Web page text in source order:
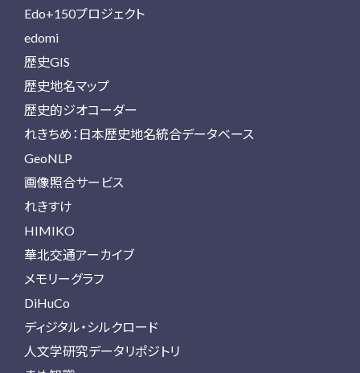
Edo+150プロジェクト
edomi
歴史GIS
歴史地名マップ
歴史的ジオコーダー
れきちめ：日本歴史地名統合データベース
GeoNLP
画像照合サービス
れきすけ
HIMIKO
華北交通アーカイブ
メモリーグラフ
DiHuCo
ディジタル・シルクロード
人文学研究データリポジトリ